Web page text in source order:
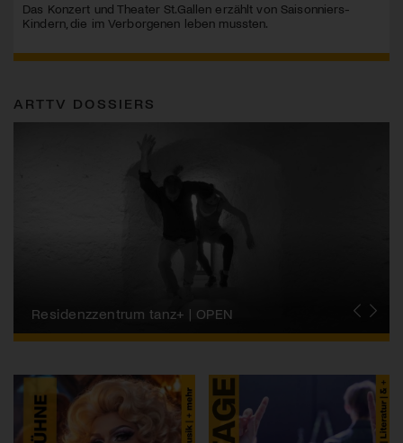
Das Konzert und Theater St.Gallen erzählt von Saisonniers-
Kindern, die im Verborgenen leben mussten.
ARTTV DOSSIERS
Migros-Kulturprozent | Tanzfestival Steps
Residenzzentrum tanz+ | OPEN
Tanzszene Schweiz